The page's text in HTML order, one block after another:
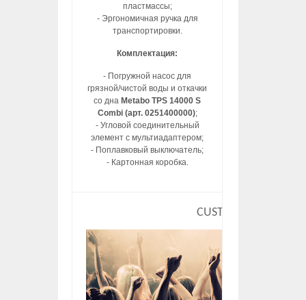
пластмассы;
- Эргономичная ручка для
транспортировки.
Комплектация:
- Погружной насос для
грязной/чистой воды и откачки
со дна Metabo TPS 14000 S
Combi (арт. 0251400000);
- Угловой соединительный
элемент с мультиадаптером;
- Поплавковый выключатель;
- Картонная коробка.
CUSTOM HTML